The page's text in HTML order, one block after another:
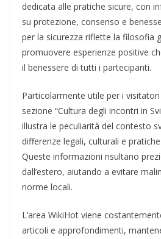
dedicata alle pratiche sicure, con
su protezione, consenso e
per la sicurezza riflette la filosofia
promuovere esperienze positive
il benessere di tutti i partecipanti.
Particolarmente utile per i
sezione “Cultura degli incontri in
illustra le peculiarità del contesto
differenze legali, culturali e
Queste informazioni risultano
dall’estero, aiutando a evitare
norme locali.
L’area WikiHot viene
articoli e approfondimenti,